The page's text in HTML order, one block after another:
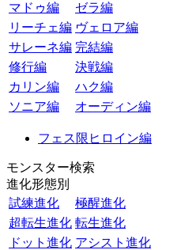
マドゥ編
ゼラ編
リーチェ編 ヴェロア編
サレーネ編 完結編
修行編
決戦編
カリン編
ハク編
ソニア編
オーディン編
フェス限ヒロイン編
モンスター検索
進化形態別
試練進化
極醒進化
超転生進化 転生進化
ドット進化 アシスト進化